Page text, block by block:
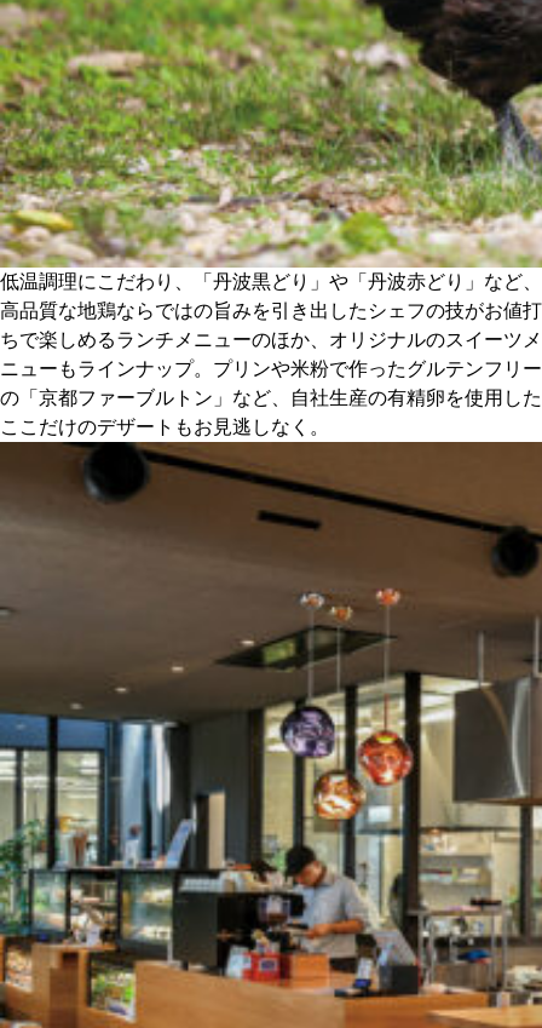
低温調理にこだわり、「丹波黒どり」や「丹波赤どり」など、
高品質な地鶏ならではの旨みを引き出したシェフの技がお値打
ちで楽しめるランチメニューのほか、オリジナルのスイーツメ
ニューもラインナップ。プリンや米粉で作ったグルテンフリー
の「京都ファーブルトン」など、自社生産の有精卵を使用した
ここだけのデザートもお見逃しなく。